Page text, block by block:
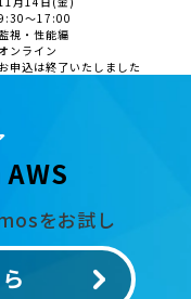
～17:00
視・性能編
ンライン
お申込は終了いたしました
をお試し